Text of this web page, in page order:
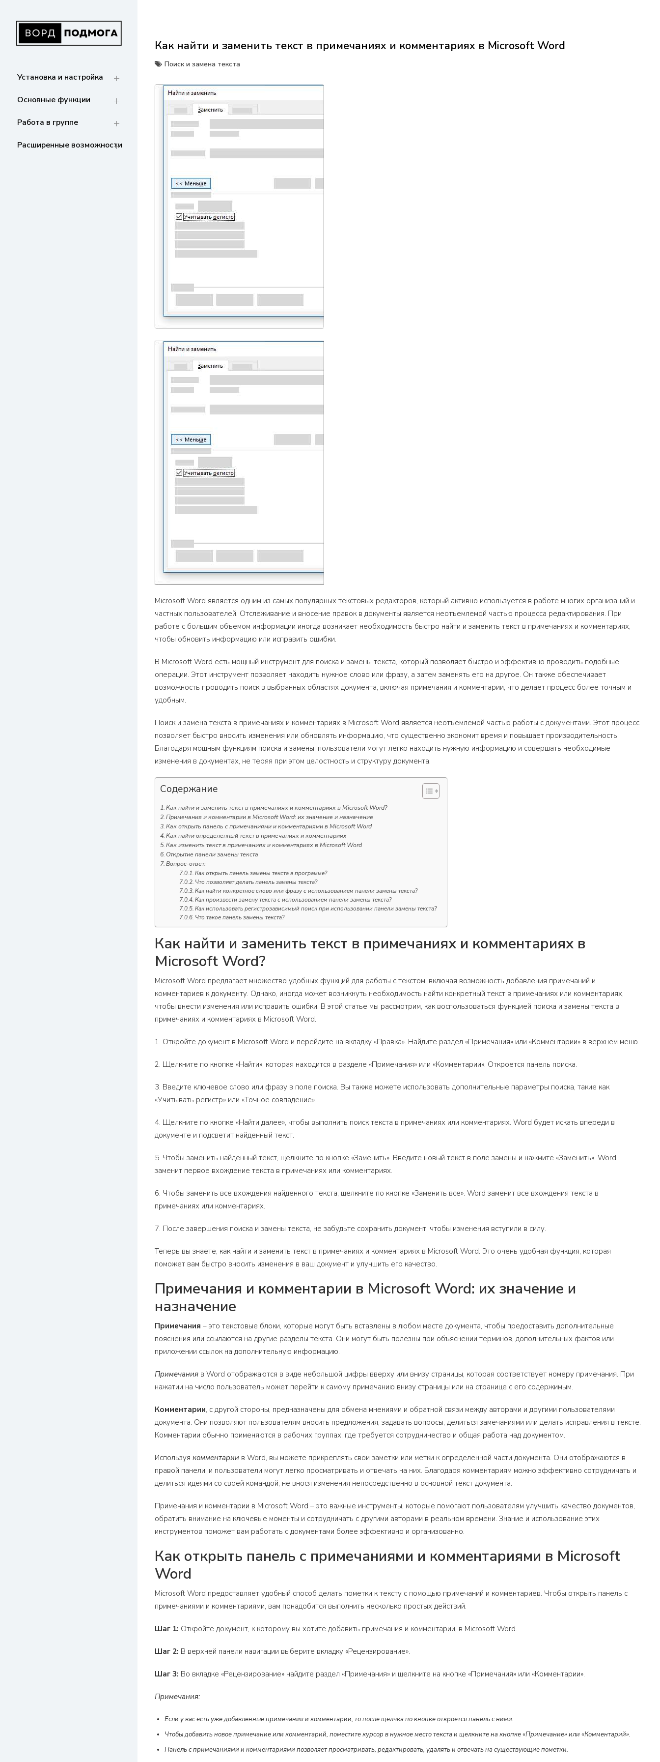
содержанию
совместной работе. Станьте мастером
Установка и настройка
Основные функции
Работа в группе
Расширенные возможности
Как найти и заменить текст в примечаниях и комментариях в Microsoft Word
Поиск и замена текста
Microsoft Word является одним из самых популярных текстовых редакторов, который активно используется в работе многих организаций и
частных пользователей. Отслеживание и вносение правок в документы является неотъемлемой частью процесса редактирования. При
работе с большим объемом информации иногда возникает необходимость быстро найти и заменить текст в примечаниях и комментариях,
чтобы обновить информацию или исправить ошибки.
В Microsoft Word есть мощный инструмент для поиска и замены текста, который позволяет быстро и эффективно проводить подобные
операции. Этот инструмент позволяет находить нужное слово или фразу, а затем заменять его на другое. Он также обеспечивает
возможность проводить поиск в выбранных областях документа, включая примечания и комментарии, что делает процесс более точным и
удобным.
Поиск и замена текста в примечаниях и комментариях в Microsoft Word является неотъемлемой частью работы с документами. Этот процесс
позволяет быстро вносить изменения или обновлять информацию, что существенно экономит время и повышает производительность.
Благодаря мощным функциям поиска и замены, пользователи могут легко находить нужную информацию и совершать необходимые
изменения в документах, не теряя при этом целостность и структуру документа.
Содержание
Как найти и заменить текст в примечаниях и комментариях в Microsoft Word?
Примечания и комментарии в Microsoft Word: их значение и назначение
Как открыть панель с примечаниями и комментариями в Microsoft Word
Как найти определенный текст в примечаниях и комментариях
Как изменить текст в примечаниях и комментариях в Microsoft Word
Открытие панели замены текста
Вопрос-ответ:
Как открыть панель замены текста в программе?
Что позволяет делать панель замены текста?
Как найти конкретное слово или фразу с использованием панели замены текста?
Как произвести замену текста с использованием панели замены текста?
Как использовать регистрозависимый поиск при использовании панели замены текста?
Что такое панель замены текста?
Как найти и заменить текст в примечаниях и комментариях в
Microsoft Word?
Microsoft Word предлагает множество удобных функций для работы с текстом, включая возможность добавления примечаний и
комментариев к документу. Однако, иногда может возникнуть необходимость найти конкретный текст в примечаниях или комментариях,
чтобы внести изменения или исправить ошибки. В этой статье мы рассмотрим, как воспользоваться функцией поиска и замены текста в
примечаниях и комментариях в Microsoft Word.
1. Откройте документ в Microsoft Word и перейдите на вкладку «Правка». Найдите раздел «Примечания» или «Комментарии» в верхнем меню.
2. Щелкните по кнопке «Найти», которая находится в разделе «Примечания» или «Комментарии». Откроется панель поиска.
3. Введите ключевое слово или фразу в поле поиска. Вы также можете использовать дополнительные параметры поиска, такие как
«Учитывать регистр» или «Точное совпадение».
4. Щелкните по кнопке «Найти далее», чтобы выполнить поиск текста в примечаниях или комментариях. Word будет искать впереди в
документе и подсветит найденный текст.
5. Чтобы заменить найденный текст, щелкните по кнопке «Заменить». Введите новый текст в поле замены и нажмите «Заменить». Word
заменит первое вхождение текста в примечаниях или комментариях.
6. Чтобы заменить все вхождения найденного текста, щелкните по кнопке «Заменить все». Word заменит все вхождения текста в
примечаниях или комментариях.
7. После завершения поиска и замены текста, не забудьте сохранить документ, чтобы изменения вступили в силу.
Теперь вы знаете, как найти и заменить текст в примечаниях и комментариях в Microsoft Word. Это очень удобная функция, которая
поможет вам быстро вносить изменения в ваш документ и улучшить его качество.
Примечания и комментарии в Microsoft Word: их значение и
назначение
Примечания – это текстовые блоки, которые могут быть вставлены в любом месте документа, чтобы предоставить дополнительные
пояснения или ссылаются на другие разделы текста. Они могут быть полезны при объяснении терминов, дополнительных фактов или
приложении ссылок на дополнительную информацию.
Примечания в Word отображаются в виде небольшой цифры вверху или внизу страницы, которая соответствует номеру примечания. При
нажатии на число пользователь может перейти к самому примечанию внизу страницы или на странице с его содержимым.
Комментарии, с другой стороны, предназначены для обмена мнениями и обратной связи между авторами и другими пользователями
документа. Они позволяют пользователям вносить предложения, задавать вопросы, делиться замечаниями или делать исправления в тексте.
Комментарии обычно применяются в рабочих группах, где требуется сотрудничество и общая работа над документом.
Используя комментарии в Word, вы можете прикреплять свои заметки или метки к определенной части документа. Они отображаются в
правой панели, и пользователи могут легко просматривать и отвечать на них. Благодаря комментариям можно эффективно сотрудничать и
делиться идеями со своей командой, не внося изменения непосредственно в основной текст документа.
Примечания и комментарии в Microsoft Word – это важные инструменты, которые помогают пользователям улучшить качество документов,
обратить внимание на ключевые моменты и сотрудничать с другими авторами в реальном времени. Знание и использование этих
инструментов поможет вам работать с документами более эффективно и организованно.
Как открыть панель с примечаниями и комментариями в Microsoft
Word
Microsoft Word предоставляет удобный способ делать пометки к тексту с помощью примечаний и комментариев. Чтобы открыть панель с
примечаниями и комментариями, вам понадобится выполнить несколько простых действий.
Шаг 1: Откройте документ, к которому вы хотите добавить примечания и комментарии, в Microsoft Word.
Шаг 2: В верхней панели навигации выберите вкладку «Рецензирование».
Шаг 3: Во вкладке «Рецензирование» найдите раздел «Примечания» и щелкните на кнопке «Примечания» или «Комментарии».
Примечания:
Если у вас есть уже добавленные примечания и комментарии, то после щелчка по кнопке откроется панель с ними.
Чтобы добавить новое примечание или комментарий, поместите курсор в нужное место текста и щелкните на кнопке «Примечание» или «Комментарий».
Панель с примечаниями и комментариями позволяет просматривать, редактировать, удалять и отвечать на существующие пометки.